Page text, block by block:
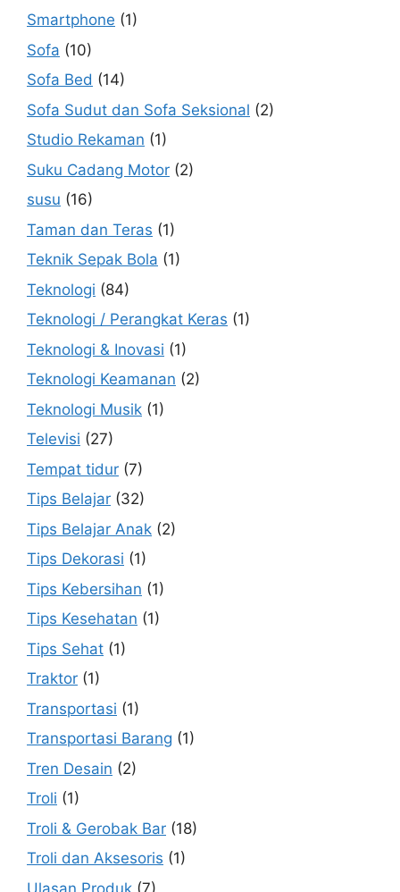
Smartphone (1)
Sofa (10)
Sofa Bed (14)
Sofa Sudut dan Sofa Seksional (2)
Studio Rekaman (1)
Suku Cadang Motor (2)
susu (16)
Taman dan Teras (1)
Teknik Sepak Bola (1)
Teknologi (84)
Teknologi / Perangkat Keras (1)
Teknologi & Inovasi (1)
Teknologi Keamanan (2)
Teknologi Musik (1)
Televisi (27)
Tempat tidur (7)
Tips Belajar (32)
Tips Belajar Anak (2)
Tips Dekorasi (1)
Tips Kebersihan (1)
Tips Kesehatan (1)
Tips Sehat (1)
Traktor (1)
Transportasi (1)
Transportasi Barang (1)
Tren Desain (2)
Troli (1)
Troli & Gerobak Bar (18)
Troli dan Aksesoris (1)
Ulasan Produk (7)